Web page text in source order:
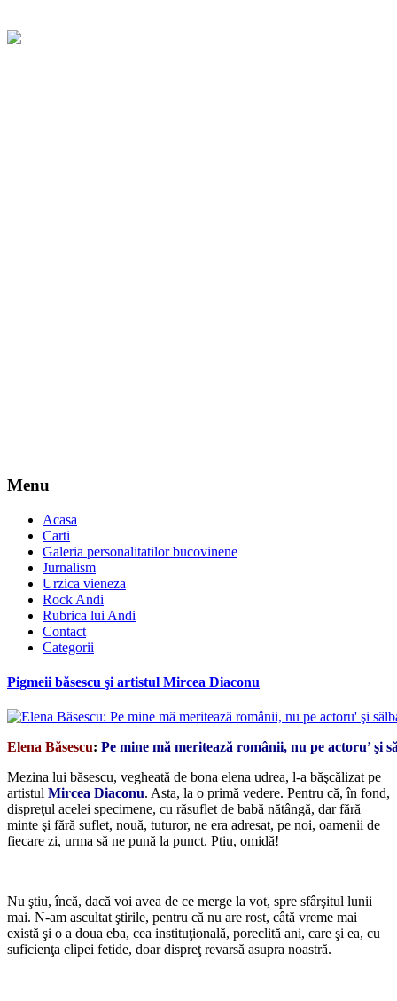
Menu
Acasa
Carti
Galeria personalitatilor bucovinene
Jurnalism
Urzica vieneza
Rock Andi
Rubrica lui Andi
Contact
Categorii
Pigmeii băsescu şi artistul Mircea Diaconu
Elena Băsescu: Pe mine mă meritează românii, nu pe actoru’ şi
Mezina lui băsescu, vegheată de bona elena udrea, l-a băşcălizat pe
artistul Mircea Diaconu. Asta, la o primă vedere. Pentru că, în fond,
dispreţul acelei specimene, cu răsuflet de babă nătângă, dar fără
minte şi fără suflet, nouă, tuturor, ne era adresat, pe noi, oamenii de
fiecare zi, urma să ne pună la punct. Ptiu, omidă!
Nu ştiu, încă, dacă voi avea de ce merge la vot, spre sfârşitul lunii
mai. N-am ascultat ştirile, pentru că nu are rost, câtă vreme mai
există şi o a doua eba, cea instituţională, poreclită ani, care şi ea, cu
suficienţa clipei fetide, doar dispreţ revarsă asupra noastră.